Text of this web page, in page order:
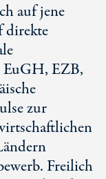
auf jene
direkte
EZB,
zur
Freilich